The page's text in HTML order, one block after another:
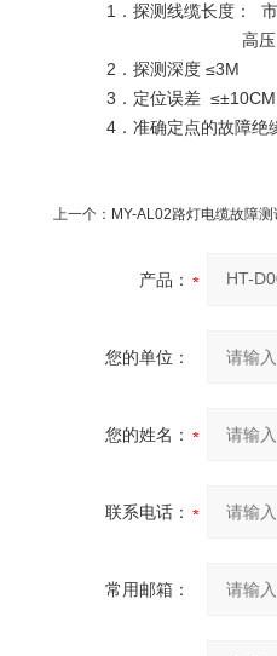
1．探测线缆长度： 市
高压电缆
2．探测深度 ≤3M
3．定位误差 ≤±10CM
4．准确定点的故障绝缘
上一个： MY-AL02路灯电缆故障测
产品：
您的单位：
您的姓名：
联系电话：
常用邮箱：